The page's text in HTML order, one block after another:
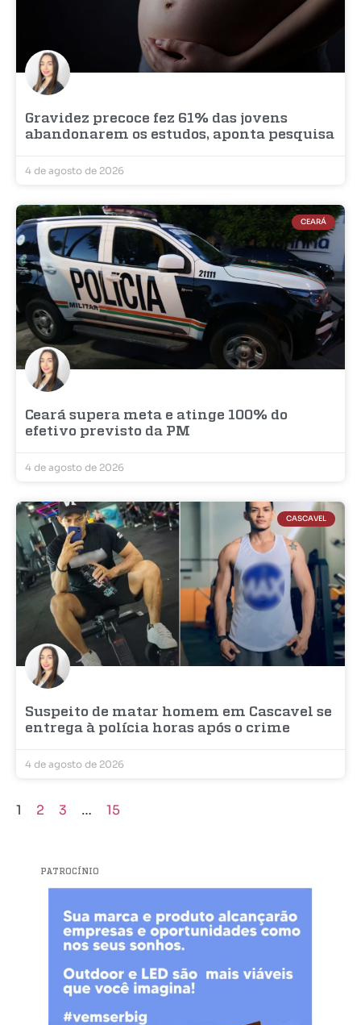
Gravidez precoce fez 61% das jovens
abandonarem os estudos, aponta pesquisa
4 de agosto de 2026
CEARÁ
Ceará supera meta e atinge 100% do
efetivo previsto da PM
4 de agosto de 2026
CASCAVEL
Suspeito de matar homem em Cascavel se
entrega à polícia horas após o crime
4 de agosto de 2026
1 2 3 … 15
PATROCÍNIO